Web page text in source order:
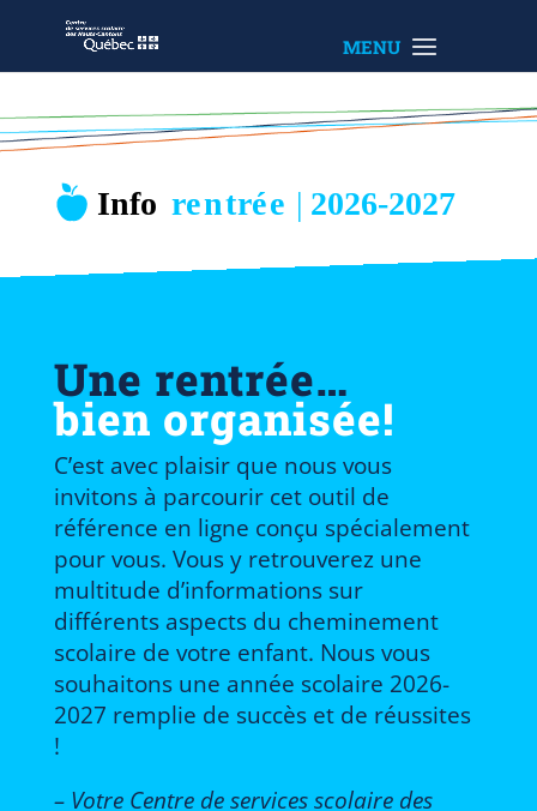
Une rentrée…
bien organisée!
C’est avec plaisir que nous vous
invitons à parcourir cet outil de
référence en ligne conçu spécialement
pour vous. Vous y retrouverez une
multitude d’informations sur
différents aspects du cheminement
scolaire de votre enfant. Nous vous
souhaitons une année scolaire 2026-
2027 remplie de succès et de réussites
!
– Votre Centre de services scolaire des